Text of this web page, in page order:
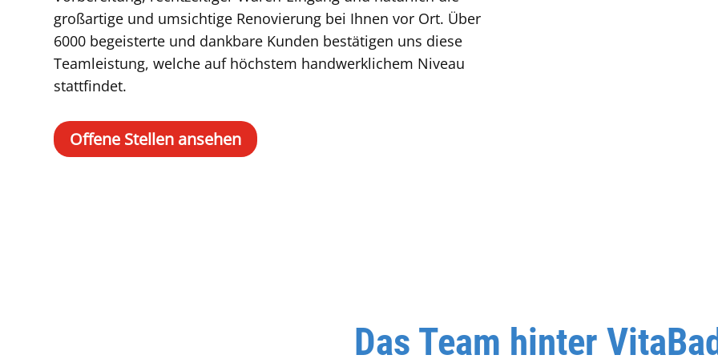
großartige und umsichtige Renovierung bei Ihnen vor Ort. Über
6000 begeisterte und dankbare Kunden bestätigen uns diese
Teamleistung, welche auf höchstem handwerklichem Niveau
stattfindet.
Offene Stellen ansehen
Das Team hinter